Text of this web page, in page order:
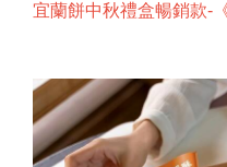
宜蘭餅中秋禮盒暢銷款-